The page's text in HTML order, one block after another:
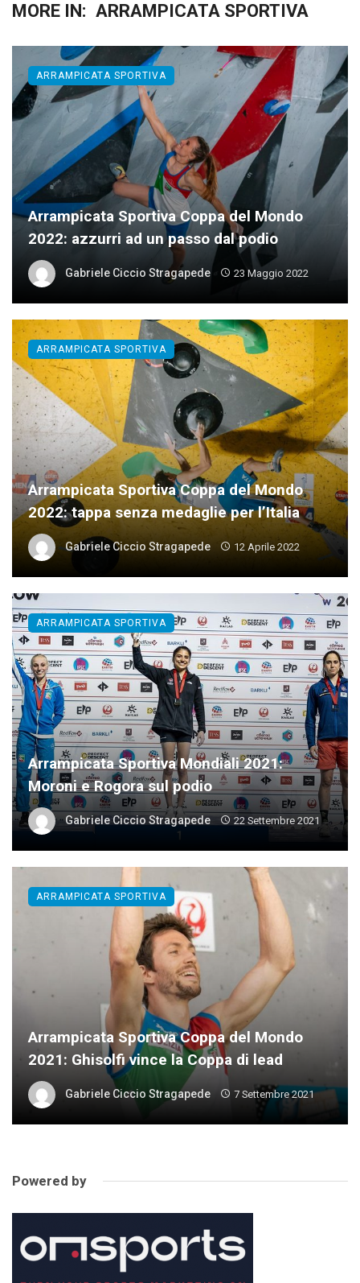
MORE IN: ARRAMPICATA SPORTIVA
Arrampicata Sportiva Coppa del Mondo
2022: azzurri ad un passo dal podio
Gabriele Ciccio Stragapede 23 Maggio 2022
ARRAMPICATA SPORTIVA
Arrampicata Sportiva Coppa del Mondo
2022: tappa senza medaglie per l’Italia
Gabriele Ciccio Stragapede 12 Aprile 2022
ARRAMPICATA SPORTIVA
Arrampicata Sportiva Mondiali 2021:
Moroni e Rogora sul podio
Gabriele Ciccio Stragapede 22 Settembre 2021
ARRAMPICATA SPORTIVA
Arrampicata Sportiva Coppa del Mondo
2021: Ghisolfi vince la Coppa di lead
Gabriele Ciccio Stragapede 7 Settembre 2021
ARRAMPICATA SPORTIVA
Powered by